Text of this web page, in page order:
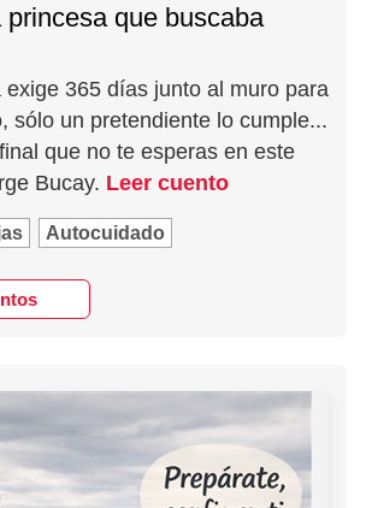
princesa que buscaba
exige 365 días junto al muro para
sólo un pretendiente lo cumple...
que no te esperas en este
Bucay. Leer cuento
Autocuidado